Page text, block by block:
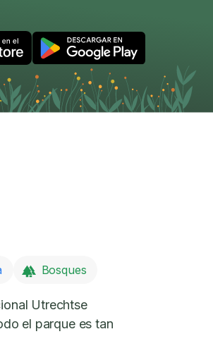
Bosques
Utrechtse
el parque es tan